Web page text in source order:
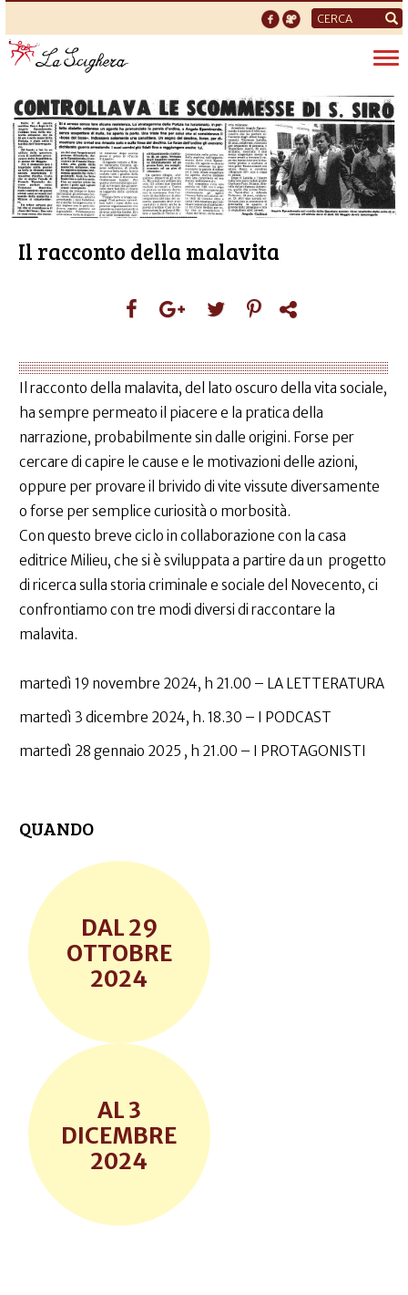
Form
di
ricerca
Il racconto della malavita
Il racconto della malavita, del lato oscuro della vita sociale,
ha sempre permeato il piacere e la pratica della
narrazione, probabilmente sin dalle origini. Forse per
cercare di capire le cause e le motivazioni delle azioni,
oppure per provare il brivido di vite vissute diversamente
o forse per semplice curiosità o morbosità.
Con questo breve ciclo in collaborazione con la casa
editrice Milieu, che si è sviluppata a partire da un progetto
di ricerca sulla storia criminale e sociale del Novecento, ci
confrontiamo con tre modi diversi di raccontare la
malavita.
martedì 19 novembre 2024, h 21.00 – LA LETTERATURA
martedì 3 dicembre 2024, h. 18.30 – I PODCAST
martedì 28 gennaio 2025 , h 21.00 – I PROTAGONISTI
QUANDO
29
OTTOBRE
2024
3
DICEMBRE
2024